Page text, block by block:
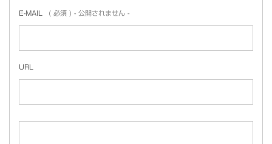
E-MAIL ( 必須 ) - 公開されません -
URL